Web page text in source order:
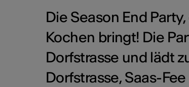
Die Season End
Kochen bringt! Die
Dorfstrasse und lädt
Dorfstrasse, Saas-Fee